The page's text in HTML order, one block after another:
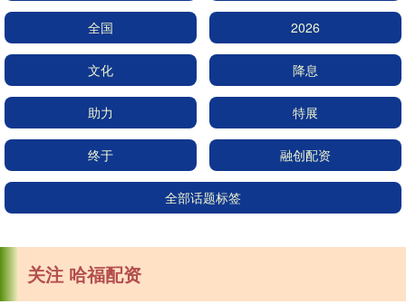
全国 2026
文化 降息
助力 特展
终于 融创配资
全部话题标签
关注 哈福配资